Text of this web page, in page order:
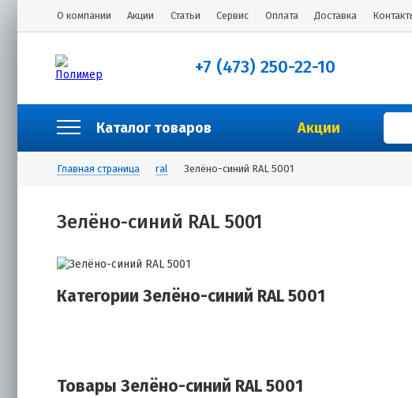
О компании Акции Статьи Сервис Оплата Доставка
+7 (473) 250-22-10
Каталог товаров Акции
Главная страница ral Зелёно-синий RAL 5001
Зелёно-синий RAL 5001
Категории Зелёно-синий RAL 5001
Товары Зелёно-синий RAL 5001